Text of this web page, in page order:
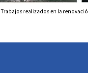
Trabajos realizados en la